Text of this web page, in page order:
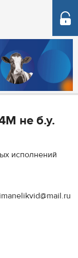
не б.у.
исполнений